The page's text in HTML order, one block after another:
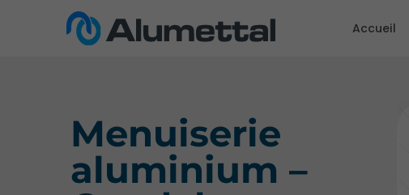
Accueil
Menuiserie
aluminium –